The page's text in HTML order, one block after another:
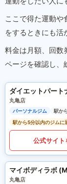
ここで得た運動や
をするときにも活
料金は月額、回数
ページを確認し、
ダイエットパート
丸亀店
パーソナルジム
駅か
駅から5分以内のジムに
公式サイト
マイボディラボ
丸亀店